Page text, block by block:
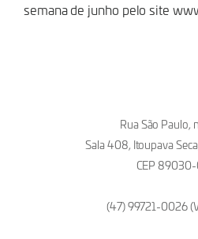
semana de junho pelo site
Rua São Paulo,
Sala 408, Itoupava
CEP
(47) 99721-0026